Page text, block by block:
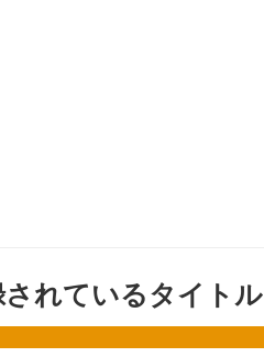
れているタイトル